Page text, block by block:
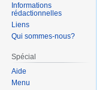
Informations
rédactionnelles
Liens
Qui sommes-nous?
Spécial
Aide
Menu